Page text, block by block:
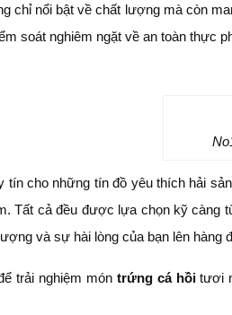
chỉ nổi bật về chất lượng mà còn
soát nghiêm ngặt về an toàn thực
tín cho những tín đồ yêu thích hải
Tất cả đều được lựa chọn kỹ càng
và sự hài lòng của bạn lên hàng
trải nghiệm món trứng cá hồitươi